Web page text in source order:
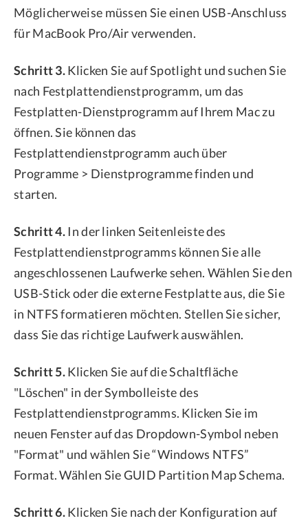
Möglicherweise müssen Sie einen USB-Anschluss
für MacBook Pro/Air verwenden.
Schritt 3.Klicken Sie auf Spotlight und suchen Sie
nach Festplattendienstprogramm, um das
Festplatten-Dienstprogramm auf Ihrem Mac zu
öffnen. Sie können das
Festplattendienstprogramm auch über
Programme > Dienstprogramme finden und
starten.
Schritt 4. In der linken Seitenleiste des
Festplattendienstprogramms können Sie alle
angeschlossenen Laufwerke sehen. Wählen Sie den
USB-Stick oder die externe Festplatte aus, die Sie
in NTFS formatieren möchten. Stellen Sie sicher,
dass Sie das richtige Laufwerk auswählen.
Schritt 5.Klicken Sie auf die Schaltfläche
"Löschen" in der Symbolleiste des
Festplattendienstprogramms. Klicken Sie im
neuen Fenster auf das Dropdown-Symbol neben
"Format" und wählen Sie “Windows NTFS”
Format. Wählen Sie GUID Partition Map Schema.
Schritt 6.Klicken Sie nach der Konfiguration auf